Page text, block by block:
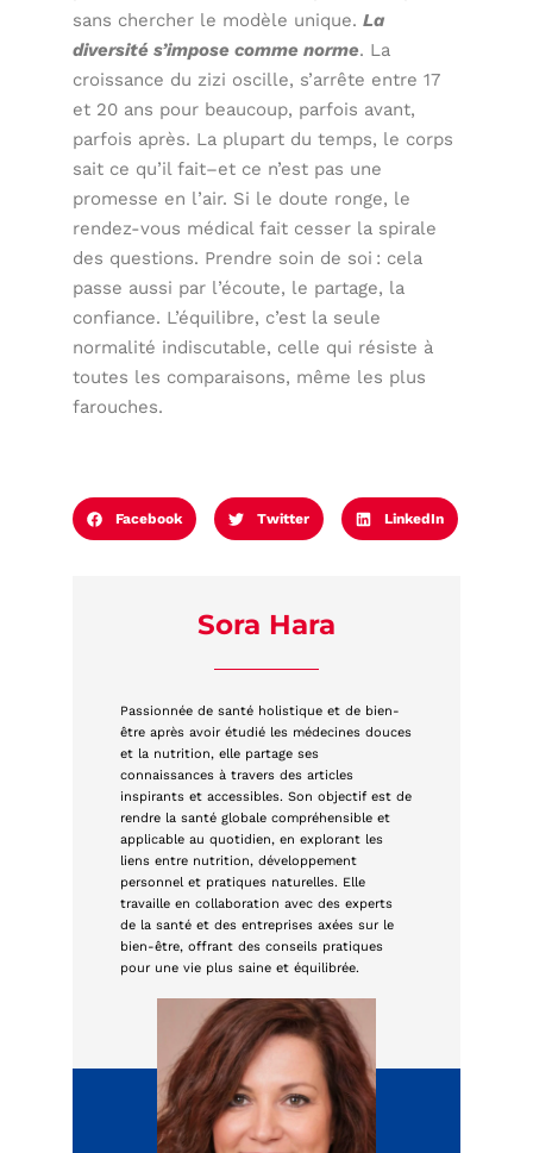
sans chercher le modèle unique.La
diversité s’impose comme norme. La
croissance du zizi oscille, s’arrête entre 17
et 20 ans pour beaucoup, parfois avant,
parfois après. La plupart du temps, le corps
sait ce qu’il fait–et ce n’est pas une
promesse en l’air. Si le doute ronge, le
rendez-vous médical fait cesser la spirale
des questions. Prendre soin de soi : cela
passe aussi par l’écoute, le partage, la
confiance. L’équilibre, c’est la seule
normalité indiscutable, celle qui résiste à
toutes les comparaisons, même les plus
farouches.
Facebook Twitter LinkedIn
Sora Hara
Passionnée de santé holistique et de bien-
être après avoir étudié les médecines douces
et la nutrition, elle partage ses
connaissances à travers des articles
inspirants et accessibles. Son objectif est de
rendre la santé globale compréhensible et
applicable au quotidien, en explorant les
liens entre nutrition, développement
personnel et pratiques naturelles. Elle
travaille en collaboration avec des experts
de la santé et des entreprises axées sur le
bien-être, offrant des conseils pratiques
pour une vie plus saine et équilibrée.